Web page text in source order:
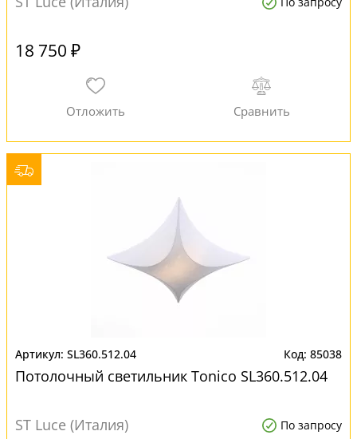
18 750 ₽
SL360.512.04 85038
Потолочный светильник Tonico SL360.512.04
ST Luce (Италия) По запросу